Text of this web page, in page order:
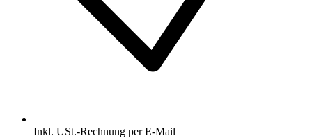
Inkl. USt.-Rechnung per E-Mail